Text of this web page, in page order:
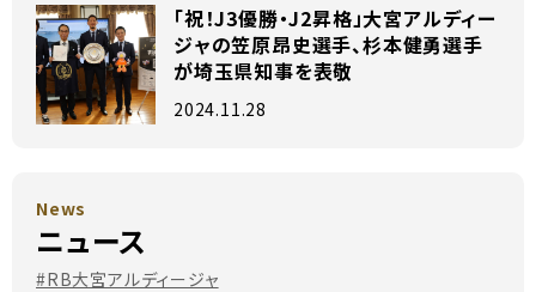
「祝！J3優勝・J2昇格」大宮アルディー
ジャの笠原昂史選手、杉本健勇選手
が埼玉県知事を表敬
2024.11.28
News
ニュース
#RB大宮アルディージャ